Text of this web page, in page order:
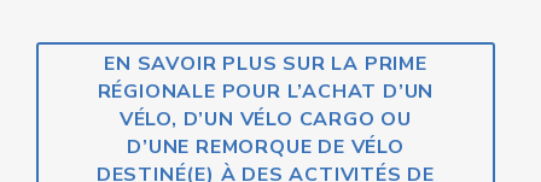
EN SAVOIR PLUS SUR LA PRIME
RÉGIONALE POUR L’ACHAT D’UN
VÉLO, D’UN VÉLO CARGO OU
D’UNE REMORQUE DE VÉLO
DESTINÉ(E) À DES ACTIVITÉS DE